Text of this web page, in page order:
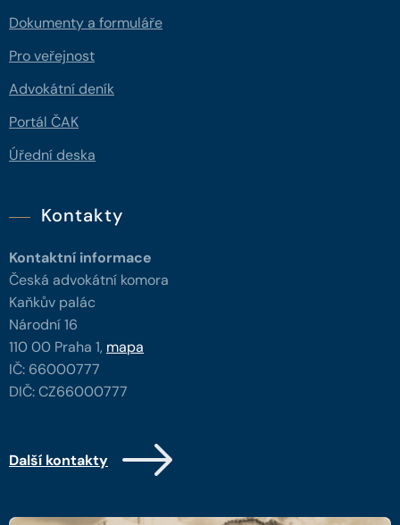
Dokumenty a formuláře
Pro veřejnost
Advokátní deník
Portál ČAK
Úřední deska
Kontakty
Kontaktní informace
Česká advokátní komora
Kaňkův palác
Národní 16
110 00 Praha 1, mapa
IČ: 66000777
DIČ: CZ66000777
Další kontakty